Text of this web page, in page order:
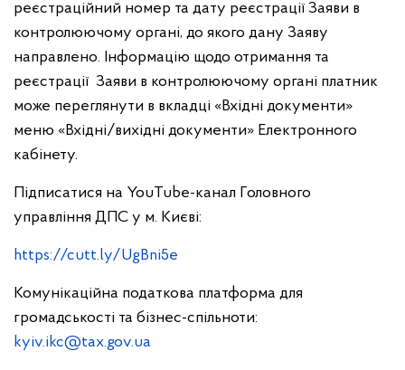
реєстраційний номер та дату реєстрації Заяви в
контролюючому органі, до якого дану Заяву
направлено. Інформацію щодо отримання та
реєстрації Заяви в контролюючому органі платник
може переглянути в вкладці «Вхідні документи»
меню «Вхідні/вихідні документи» Електронного
кабінету.
Підписатися на YouTube-канал Головного
управління ДПС у м. Києві:
https://cutt.ly/UgBni5e
Комунікаційна податкова платформа для
громадськості та бізнес-спільноти:
kyiv.ikc@tax.gov.ua